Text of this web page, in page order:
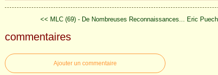
<< MLC (69) - De Nombreuses Reconnaissances... Eric
commentaires
Ajouter un commentaire